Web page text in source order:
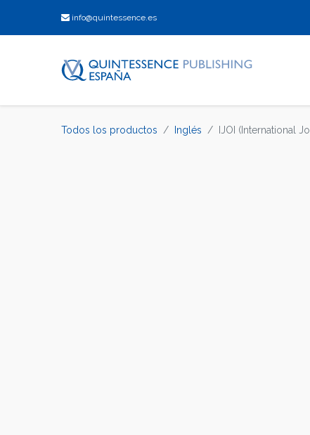
info@quintessence.es
Todos los productos Inglés IJOI (International